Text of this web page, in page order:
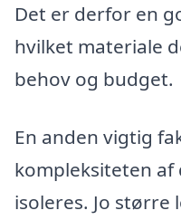
Det er derfor en
hvilket materiale
behov og budget.
En anden vigtig
kompleksiteten af
isoleres. Jo større